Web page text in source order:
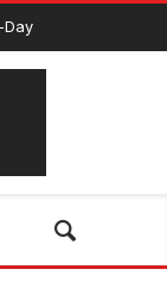
к 9 годам